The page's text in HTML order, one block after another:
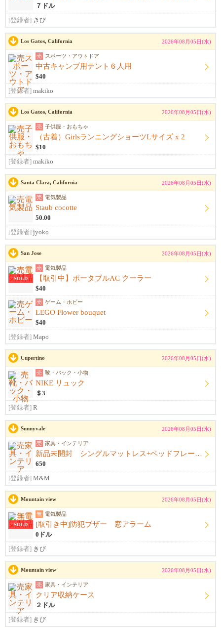
７ドル
[登録者] きび
Los Gatos, California 2026年08月05日(水)
売 スポーツ・アウトドア
中古キャンプ用テント６人用
$40
[登録者] makiko
Los Gatos, California 2026年08月05日(水)
売 子供服・おもちゃ
（古着）GirlsランニングショーツLサイズ x 2
$10
[登録者] makiko
Santa Clara, California 2026年08月05日(水)
売 電気製品
Staub cocotte
50.00
[登録者] jyoko
San Jose 2026年08月05日(水)
SOLD
売 電気製品
【取引中】ポータブルAC クーラー
$40
売 ゲーム・ホビー
LEGO Flower bouquet
$40
[登録者] Mapo
Cupertino 2026年08月05日(水)
売 靴・バック・小物
NIKE リュック
＄3
[登録者] R
Sunnyvale 2026年08月05日(水)
売 家具・インテリア
新品未開封 シングルマットレス+ベッドフレーム+シーツ
650
[登録者] M&M
Mountain view 2026年08月05日(水)
SOLD
無 電気製品
[取引き中]防犯ブザー 窓アラーム
0ドル
[登録者] きび
Mountain view 2026年08月05日(水)
売 家具・インテリア
クリア収納ケース
２ドル
[登録者] きび